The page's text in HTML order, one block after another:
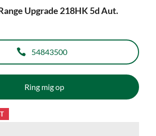
Upgrade 218HK 5d Aut.
54843500
Ring mig op